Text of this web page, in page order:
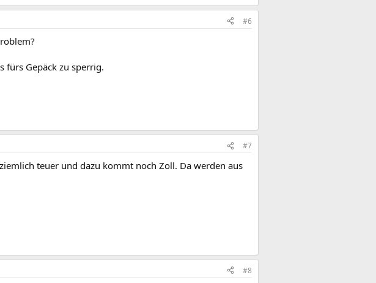
#6
fürs Gepäck zu sperrig.
#7
teuer und dazu kommt noch Zoll. Da werden aus
#8